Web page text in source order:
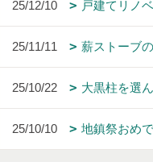
25/12/10 戸建てリノ
25/11/11 薪ストーブ
25/10/22 大黒柱を選
25/10/10 地鎮祭おめ